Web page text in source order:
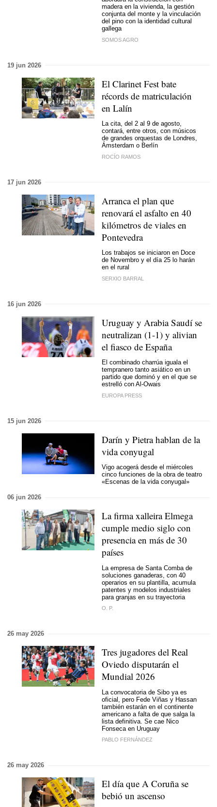
madera en la vivienda, la gestión
conjunta del monte y la vinculación
del pino con la identidad cultural
gallega
SOMOS AGRO
19 jun 2026
El Clarinet Fest bate
récords de matriculación
en Lalín
La cita, del 2 al 9 de agosto,
contará, entre otros, con músicos
de grandes orquestas de Londres,
Ámsterdam o Berlín
ROCÍO RAMOS
17 jun 2026
Arranca el plan que
renovará el asfalto en 40
kilómetros de viales en
Pontevedra
Los trabajos se iniciaron en Doce
de Novembro y el día 25 lo harán
en el rural
SERXIO BARRAL
16 jun 2026
Uruguay y Arabia Saudí se
neutralizan (1-1) y alivian
el fiasco de España
El combinado charrúa iguala el
tempranero tanto asiático en un
partido que dominó y en el que se
estrelló con Al-Owais
EUROPA PRESS
15 jun 2026
Darín y Pietra hablan de la
vida conyugal
Vigo acogerá desde el miércoles
cinco funciones de la obra de teatro
«Escenas de la vida conyugal»
06 jun 2026
La firma xalleira Elmega
cumple medio siglo con
presencia en más de 30
países
La empresa de Santa Comba de
soluciones ganaderas, con 40
operarios en su plantilla, acumula
patentes y modelos industriales
para granjas en su trayectoria
O. P.
26 may 2026
Tres jugadores del Real
Oviedo disputarán el
Mundial 2026
La convocatoria de Sibo ya es
oficial, pero Fede Viñas y Hassan
también estarán en el continente
americano a falta de que salga la
lista definitiva. Se cae Nico
Fonseca en Uruguay
PABLO FERNÁNDEZ
26 may 2026
El día que A Coruña se
bebió un ascenso